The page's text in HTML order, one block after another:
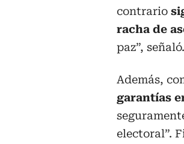
contrario
racha de
paz”, señaló.
Además,
garantías
electoral”.